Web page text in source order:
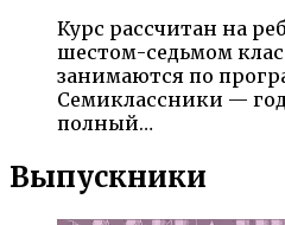
Курс рассчитан на
шестом-седьмом
занимаются по
Семиклассники —
полный…
Выпускники